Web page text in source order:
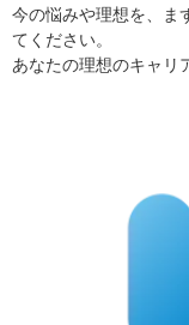
今の悩みや理想を、ま
てください。
あなたの理想のキャリ